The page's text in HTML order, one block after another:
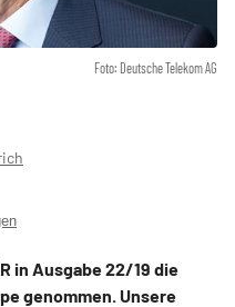
Foto: Deutsche Telekom AG
in Ausgabe 22/19 die
genommen. Unsere